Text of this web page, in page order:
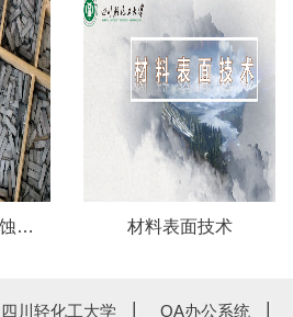
金属腐蚀理论及腐蚀控制 材料表面技术
​四川轻化工大学 OA办公系统